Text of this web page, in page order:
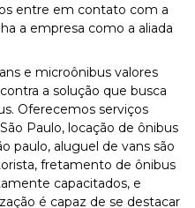
entre em contato com a
a empresa como a aliada
e microônibus valores
a solução que busca
Oferecemos serviços
Paulo, locação de ônibus
paulo, aluguel de vans são
fretamento de ônibus
capacitados, e
é capaz de se destacar